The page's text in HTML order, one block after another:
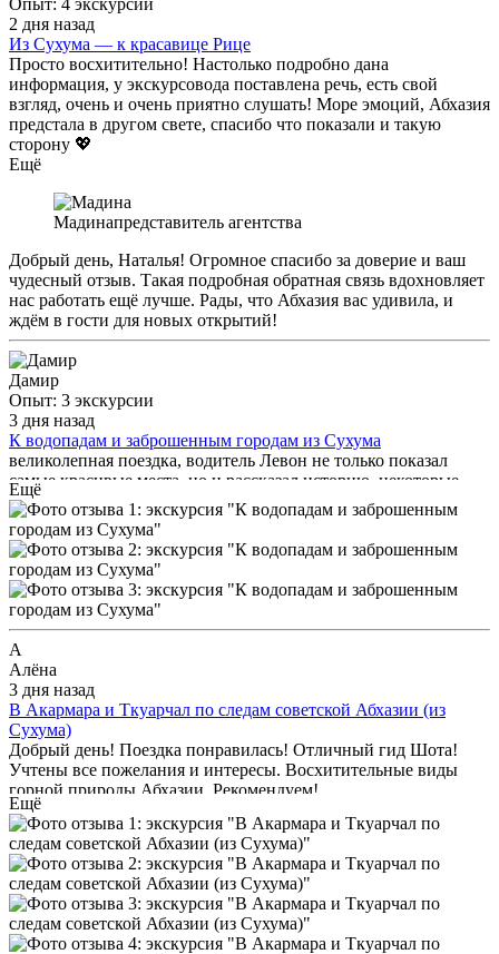
2 дня назад
Из Сухума — к красавице Рице
Просто восхитительно! Настолько подробно дана
информация, у экскурсовода поставлена речь, есть свой
взгляд, очень и очень приятно слушать! Море эмоций, Абхазия
предстала в другом свете, спасибо что показали и такую
сторону 💖
Ещё
Мадинапредставитель агентства
Добрый день, Наталья! Огромное спасибо за доверие и ваш
чудесный отзыв. Такая подробная обратная связь вдохновляет
нас работать ещё лучше. Рады, что Абхазия вас удивила, и
ждём в гости для новых открытий!
Дамир
Опыт: 3 экскурсии
3 дня назад
К водопадам и заброшенным городам из Сухума
великолепная поездка, водитель Левон не только показал
самые красивые места, но и рассказал историю, некоторые
традиции абхазского народа, мы увидели настоящую дружбу
народов, произошла на спуске поломка колесо прокололи,
каждый кто нас видел предлогали помощь, даже половину не
знали друг друга, помимо заявленной поездки нам показали
ещё 4 водопад Золотоносский водопад, плюс мы, там
пообедали от души, все туристы которые были с нами в
поездке были все в восторге, главное моя супруга влюбилась
в природу и в Абхазию, спасибо организаторам и самому
Левону за удивительную поездку, мы ее запомним на всю
жизнь, и будем рекомендовать другим нашим знакомым.
Ещё
А
Алёна
3 дня назад
В Акармара и Ткуарчал по следам советской Абхазии (из
Сухума)
Добрый день! Поездка понравилась! Отличный гид Шота!
Учтены все пожелания и интересы. Восхитительные виды
горной природы Абхазии. Рекомендуем!
Ещё